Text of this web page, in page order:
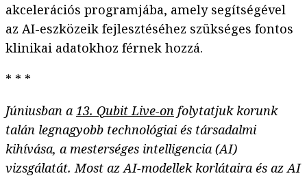
akcelerációs programjába, amely segítségével
az AI-eszközeik fejlesztéséhez szükséges fontos
klinikai adatokhoz férnek hozzá.
* * *
Júniusban a 13. Qubit Live-on folytatjuk korunk
talán legnagyobb technológiai és társadalmi
kihívása, a mesterséges intelligencia (AI)
vizsgálatát. Most az AI-modellek korlátaira és az AI